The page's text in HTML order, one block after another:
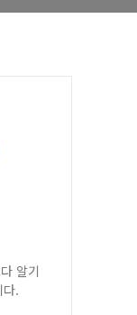
알기
다.